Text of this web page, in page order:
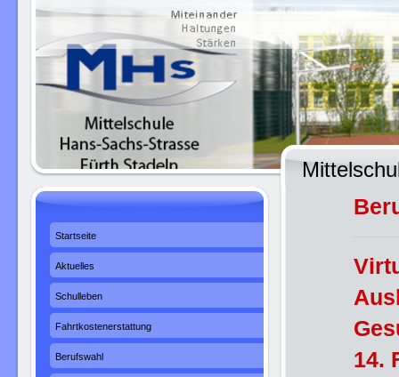
14.
Startseite
Aktuelles
Schulleben
Fahrtkostenerstattung
Berufswahl